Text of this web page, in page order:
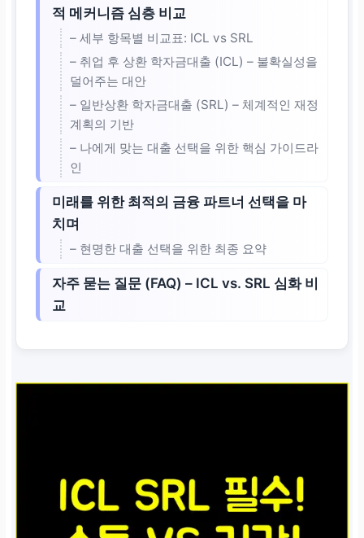
적 메커니즘 심층 비교
– 세부 항목별 비교표: ICL vs SRL
– 취업 후 상환 학자금대출 (ICL) – 불확실성을
덜어주는 대안
– 일반상환 학자금대출 (SRL) – 체계적인 재정
계획의 기반
– 나에게 맞는 대출 선택을 위한 핵심 가이드라
인
미래를 위한 최적의 금융 파트너 선택을 마
치며
– 현명한 대출 선택을 위한 최종 요약
자주 묻는 질문 (FAQ) – ICL vs. SRL 심화 비
교